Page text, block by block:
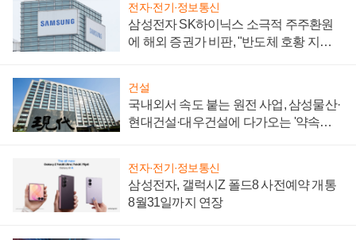
전자·전기·정보통신
삼성전자 SK하이닉스 소극적 주주환원
에 해외 증권가 비판, "반도체 호황 지속
건설
국내외서 속도 붙는 원전 사업, 삼성물산·
현대건설·대우건설에 다가오는 '약속의
전자·전기·정보통신
삼성전자, 갤럭시Z 폴드8 사전예약 개통
8월31일까지 연장